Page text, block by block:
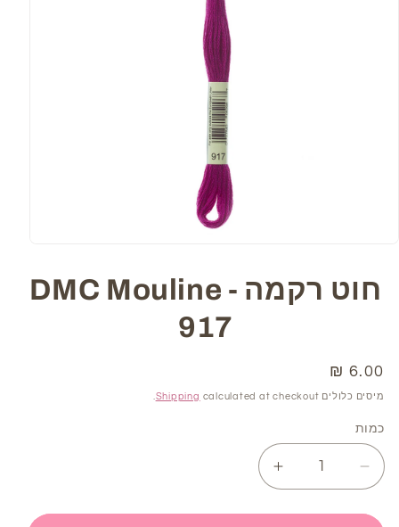
in
modalחוט רקמה DMC Mouline -
917
מחיר
רגיל
6.00 ₪
מיסים כלולים Shippingcalculated at checkout.
כמות
Decrease
quantity
for
Increase
quantity
for